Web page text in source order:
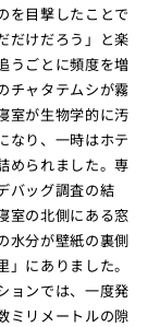
を目撃したことで
だけだろう」と楽
うごとに頻度を増
チャタテムシが霧
室が生物学的に汚
なり、一時はホテ
められました。専
バッグ調査の結
室の北側にある窓
水分が壁紙の裏側
にありました。
ョンでは、一度発
ミリメートルの隙